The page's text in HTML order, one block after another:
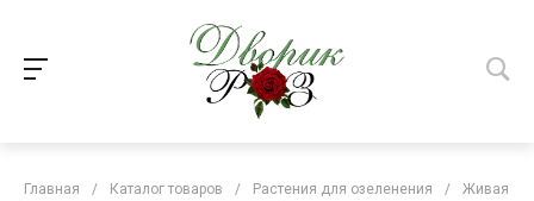
Главная / Каталог товаров / Растения для озеленения / Живая